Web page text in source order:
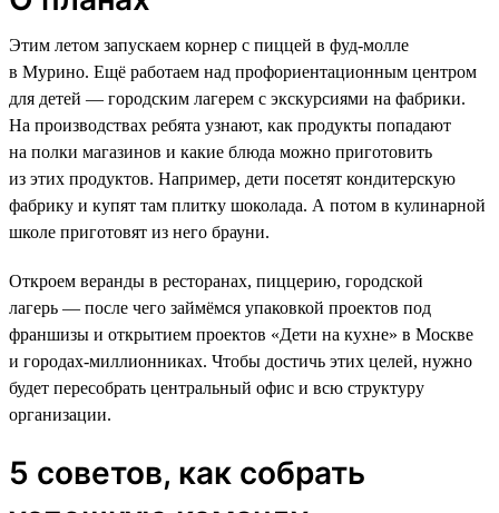
Этим летом запускаем корнер с пиццей в фуд-молле
в Мурино. Ещё работаем над профориентационным центром
для детей — городским лагерем с экскурсиями на фабрики.
На производствах ребята узнают, как продукты попадают
на полки магазинов и какие блюда можно приготовить
из этих продуктов. Например, дети посетят кондитерскую
фабрику и купят там плитку шоколада. А потом в кулинарной
школе приготовят из него брауни.
Откроем веранды в ресторанах, пиццерию, городской
лагерь — после чего займёмся упаковкой проектов под
франшизы и открытием проектов «Дети на кухне» в Москве
и городах-миллионниках. Чтобы достичь этих целей, нужно
будет пересобрать центральный офис и всю структуру
организации.
5 советов, как собрать